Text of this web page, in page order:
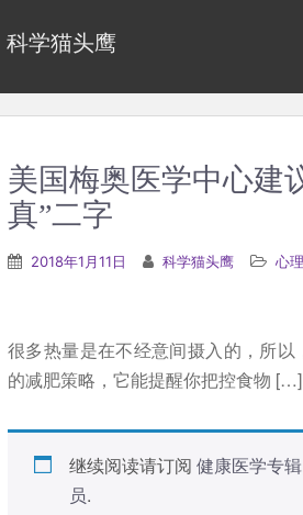
科学猫头鹰
美国梅奥医学中心建
真”二字
2018年1月11日 科学猫头鹰 心
很多热量是在不经意间摄入的，所
的减肥策略，它能提醒你把控食物 […]
继续阅读请订阅 健康医学专辑
员.